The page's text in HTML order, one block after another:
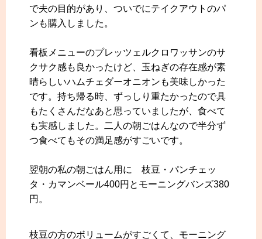
で夫の目的があり、ついでにテイクアウトのパ
ンも購入しました。
看板メニューのプレッツェルクロワッサンのサ
クサク感も良かったけど、玉ねぎの存在感が素
晴らしいハムチェダーオニオンも美味しかった
です。持ち帰る時、ずっしり重たかったので具
もたくさんだなあと思っていましたが、食べて
も実感しました。二人の朝ごはんなので半分ず
つ食べてもその満足感がすごいです。
翌朝の私の朝ごはん用に 枝豆・パンチェッ
タ・カマンベール400円とモーニングバンズ380
円。
枝豆の方のボリュームがすごくて、モーニング